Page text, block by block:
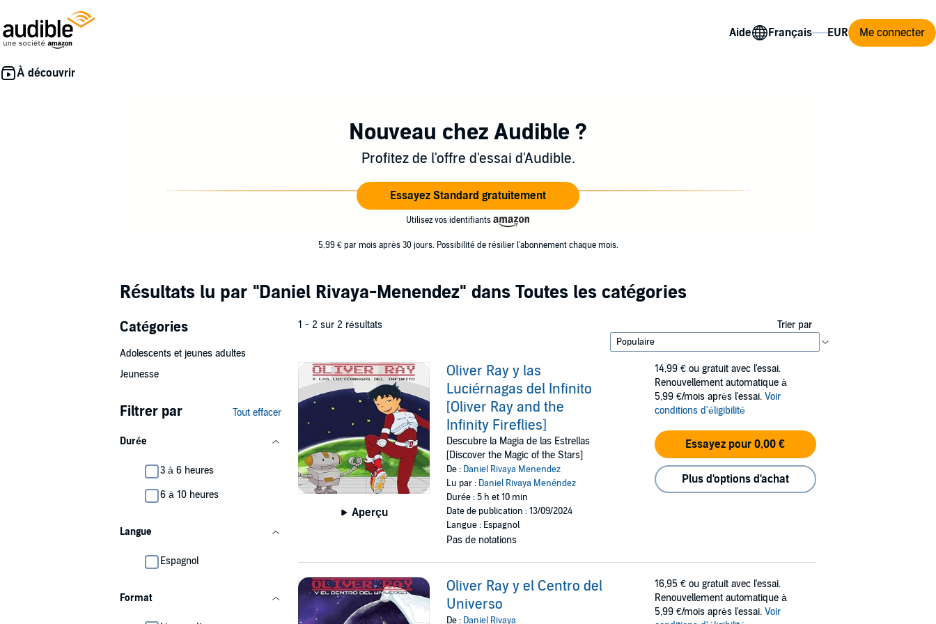
Aide Me connecter
Nouveau chez Audible ?
Profitez de l'offre d'essai d'Audible.
Essayez Standard gratuitement
Utilisez vos identifiants
5,99 € par mois après 30 jours. Possibilité de résilier l'abonnement chaque mois.
Résultats lu par "Daniel Rivaya-Menendez" dans Toutes les catégories
Catégories
Adolescents et jeunes adultes
Jeunesse
Filtrer par Tout effacer
Durée
3 à 6 heures
6 à 10 heures
Langue
Espagnol
Format
1 - 2 sur 2 résultats Trier par
Aperçu
Oliver Ray y las
Luciérnagas del Infinito
[Oliver Ray and the
Infinity Fireflies]
Descubre la Magia de las Estrellas
[Discover the Magic of the Stars]
De : Daniel Rivaya Menendez
Lu par : Daniel Rivaya Menéndez
Durée : 5 h et 10 min
Date de publication : 13/09/2024
Langue : Espagnol
Pas de notations
14,99 € ou gratuit avec l'essai.
Renouvellement automatique à
5,99 €/mois après l'essai. Voir
conditions d'éligibilité
Essayez pour 0,00 €
Plus d'options d'achat
Oliver Ray y el Centro del
Universo
De : Daniel Rivaya
16,95 € ou gratuit avec l'essai.
Renouvellement automatique à
5,99 €/mois après l'essai. Voir